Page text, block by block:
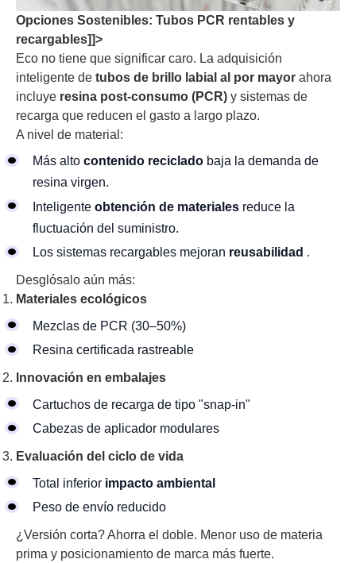
Opciones Sostenibles: Tubos PCR rentables y
recargables]]>
Eco no tiene que significar caro. La adquisición
inteligente de tubos de brillo labial al por mayor ahora
incluye resina post-consumo (PCR) y sistemas de
recarga que reducen el gasto a largo plazo.
A nivel de material:
Más alto contenido reciclado baja la demanda de
resina virgen.
Inteligente obtención de materiales reduce la
fluctuación del suministro.
Los sistemas recargables mejoran reusabilidad .
Desglósalo aún más:
Materiales ecológicos
Mezclas de PCR (30–50%)
Resina certificada rastreable
Innovación en embalajes
Cartuchos de recarga de tipo "snap-in"
Cabezas de aplicador modulares
Evaluación del ciclo de vida
Total inferior impacto ambiental
Peso de envío reducido
¿Versión corta? Ahorra el doble. Menor uso de materia
prima y posicionamiento de marca más fuerte.